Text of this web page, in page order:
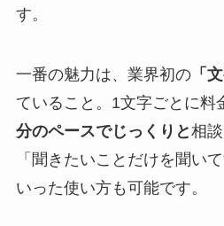
す。
一番の魅力は、業界初の「文
ていること。1文字ごとに料
分のペースでじっくりと相
「聞きたいことだけを聞い
いった使い方も可能です。